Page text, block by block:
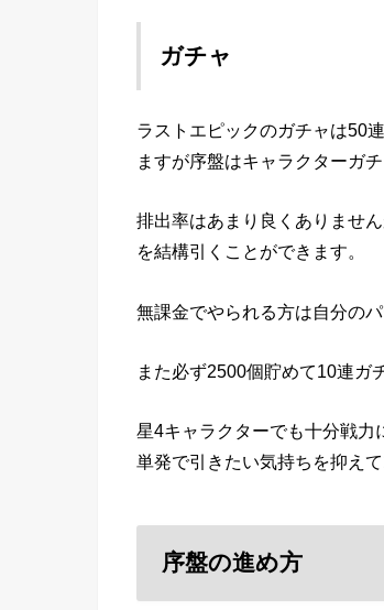
ガチャ
ラストエピックのガチャは50
ますが序盤はキャラクターガ
排出率はあまり良くありませ
を結構引くことができます。
無課金でやられる方は自分の
また必ず2500個貯めて10連ガ
星4キャラクターでも十分戦
単発で引きたい気持ちを抑え
序盤の進め方